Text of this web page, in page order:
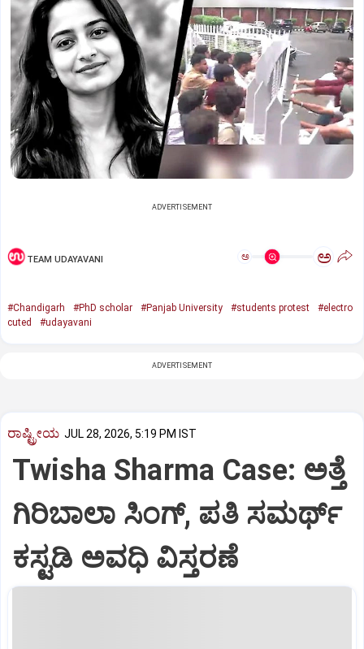
ADVERTISEMENT
TEAM UDAYAVANI ಅ ಅ
#Chandigarh #PhD scholar #Panjab University #students protest
#electro
cuted
#udayavani
ADVERTISEMENT
ರಾಷ್ಟ್ರೀಯ JUL 28, 2026, 5:19 PM IST
Twisha Sharma Case: ಅತ್ತೆ
ಗಿರಿಬಾಲಾ ಸಿಂಗ್, ಪತಿ ಸಮರ್ಥ್
ಕಸ್ಟಡಿ ಅವಧಿ ವಿಸ್ತರಣೆ